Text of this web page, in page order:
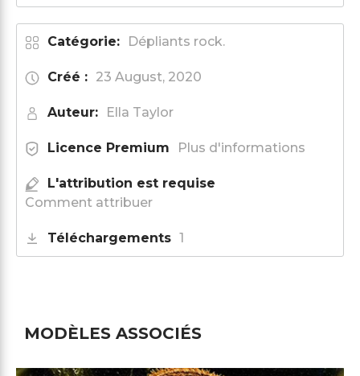
Catégorie: Dépliants rock.
Créé : 23 August, 2020
Auteur: Ella Taylor
Licence Premium Plus d'informations
L'attribution est requise
Comment attribuer
Téléchargements 1
MODÈLES ASSOCIÉS